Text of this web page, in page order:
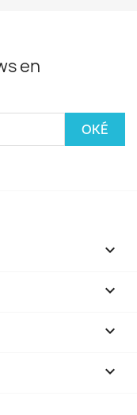
en



keyboard_arrow_down